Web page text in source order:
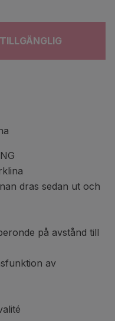
dras sedan ut och
på avstånd till
av